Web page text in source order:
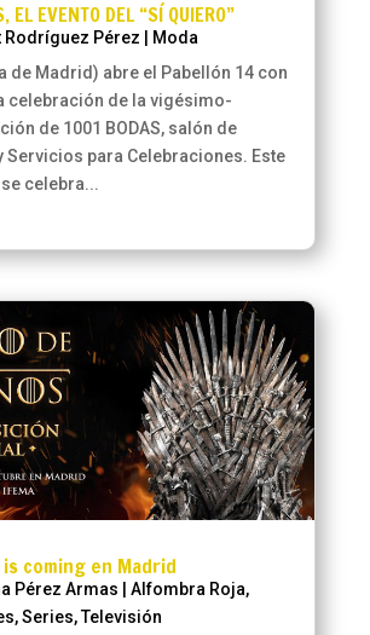
EL EVENTO DEL “SÍ QUIERO”
Rodríguez Pérez | Moda
de Madrid) abre el Pabellón 14 con
celebración de la vigésimo-
de 1001 BODAS, salón de
Servicios para Celebraciones. Este
celebra...
coming en Madrid
Pérez Armas Alfombra Roja,
,Series,Televisión